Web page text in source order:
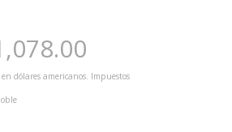
en dólares americanos. Impuestos